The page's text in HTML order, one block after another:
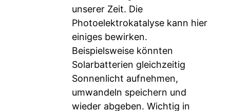
unserer Zeit. Die
Photoelektrokatalyse kann hier
einiges bewirken.
Beispielsweise könnten
Solarbatterien gleichzeitig
Sonnenlicht aufnehmen,
umwandeln speichern und
wieder abgeben. Wichtig in